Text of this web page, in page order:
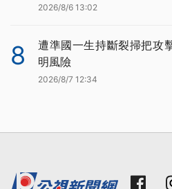
2026/8/6 13:02
8
遭準國一生持斷裂掃把攻
明風險
2026/8/7 12:34